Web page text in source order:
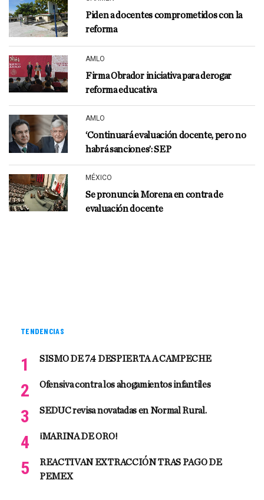
Piden a docentes comprometidos con la
reforma
AMLO
Firma Obrador iniciativa para derogar
reforma educativa
AMLO
‘Continuará evaluación docente, pero no
habrá sanciones’: SEP
MÉXICO
Se pronuncia Morena en contra de
evaluación docente
TENDENCIAS
SISMO DE 7.4 DESPIERTA A CAMPECHE
Ofensiva contra los ahogamientos infantiles
SEDUC revisa novatadas en Normal Rural.
¡MARINA DE ORO!
REACTIVAN EXTRACCIÓN TRAS PAGO DE
PEMEX